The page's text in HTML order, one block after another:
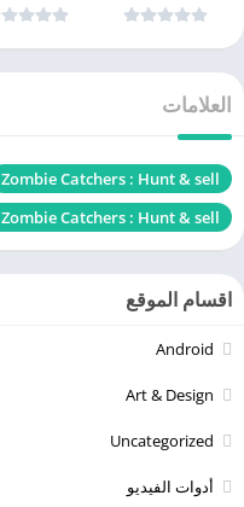
العلامات
Zombie Catchers : Hunt & sell‏
Zombie Catchers : Hunt & sell‏ 1.31.2,
اقسام الموقع
Android
Art & Design
Uncategorized
أدوات الفيديو